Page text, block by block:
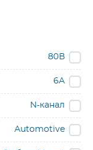
80В
6A
N-канал
Automotive